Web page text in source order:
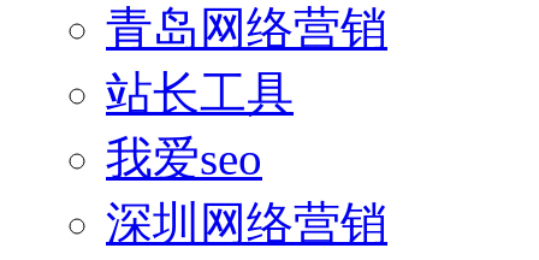
青岛网络营销
站长工具
我爱seo
深圳网络营销